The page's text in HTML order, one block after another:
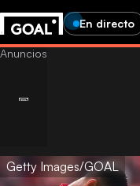
En directo
Getty Images/GOAL